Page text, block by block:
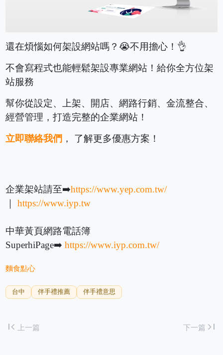
還在煩惱如何架設網站嗎？😭不用擔心！👌
不會寫程式也能輕鬆架設專業網站！給你全方位架
站服務
幫你從設定、上架、開店、網路行銷、金流整合、
經營管理，打造完整的企業網站！
立即聯絡我們 ， 了解更多優惠方案！
企業架站請至➡️https://www.yep.com.tw/
｜https://www.iyp.tw
中華黃頁網路電話簿
SuperhiPage➡️https://www.iyp.com.tw/
麵食點心
台中 伴手禮推薦 伴手禮意思
first_page上一篇 下一篇 last_page